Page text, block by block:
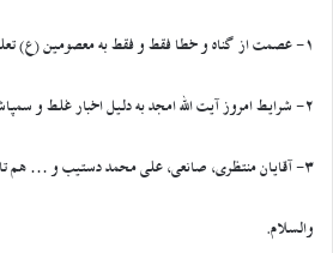
1- عصمت از گناه و خطا فقط و فقط به معصومین (ع) تعلق دارد.
2- شرایط امروز آیت الله امجد به دلیل اخبار غلط و سمپاشی صورت گرفته است.
3- آقایان منتظری، صانعی، علی محمد دستیب و … هم تا دیروز در زمره مراجع قرار داشتند.
والسلام.